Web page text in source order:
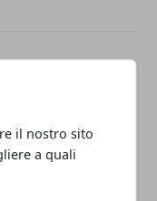
il nostro sito
a quali